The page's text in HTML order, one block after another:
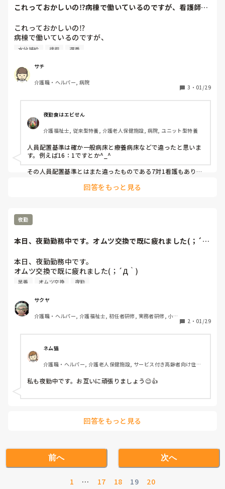
これっておかしいの⁉️病棟で働いているのですが、看護師12
これっておかしいの⁉️
病棟で働いているのですが、
看護師12人介護職12人(早番、日勤、遅番、夜勤)
入院患者41人　2階20人3階21人(徘徊者4人)
そして、週2回のお風呂　水曜日以外
毎日日勤者が、看護師5人介護職5人です。
今月になって、3階で柵を乗り越えて転倒有り(3件頭から出
血有り)
基本、お風呂の日は、介護職が一日中1人で3階の見守り水分
補給をしていて、院長からちゃんと見守りする様に注意し
師長、介護主任が人を入れて下さいって頼んでも、
事務長も院長も、人は足りているって言います。
日勤は、患者様何人に対して介護職何人必要なんですか？
水分補給 徘徊 遅番
サチ
介護職・ヘルパー, 病院
3 ・ 01/29
夜勤食はエビせん
介護福祉士, 従来型特養, 介護老人保健施設, 病院, ユニット型特養
人員配置基準は確か一般病床と療養病床などで違ったと思いま
す。例えば16：1ですとか^_^
その人員配置基準とはまた違ったものである7対1看護もありま
を平均したもので構わないということになっています。7対1看
護は平成18年に新設された看護基準。それまでの10対1看護よ
り手厚く安全に看護が受けられるようになりました。」
じではないです^_^
あとは、看護補助加算とかもあるので、それを取り入れてる病
院は看護補助の人員も病床数に合った人数にしていたと思いま
間違ってたらすいません(´Д` )
回答をもっと見る
夜勤
本日、夜勤勤務中です。オムツ交換で既に疲れました(；´Д
本日、夜勤勤務中です。
オムツ交換で既に疲れました(；´Д｀)
早番 オムツ交換 夜勤
サクヤ
介護職・ヘルパー, 介護福祉士, 初任者研修, 実務者研修, 小規
2 ・ 01/29
ネム猫
介護職・ヘルパー, 介護老人保健施設, サービス付き高齢者向け住宅,
私も夜勤中です。お互いに頑張りましょう😉👍
回答をもっと見る
前へ
1 … 17 18 19 20
次へ